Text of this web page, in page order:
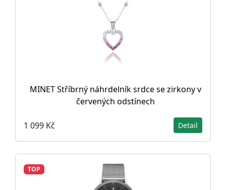
MINET Stříbrný náhrdelník srdce se zirkony v
červených odstínech
1 099 Kč Detail
TOP